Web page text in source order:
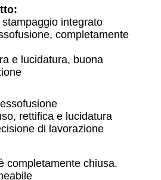
integrato
completamente
e lucidatura, buona
rettifica e lucidatura
di lavorazione
completamente chiusa.